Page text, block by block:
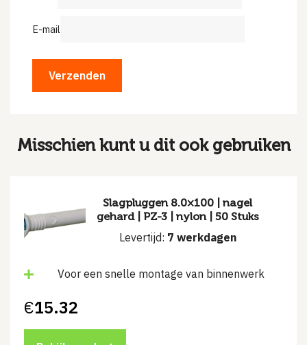
E-mail
Misschien kunt u dit ook gebruiken
Slagpluggen 8.0×100 | nagel
gehard | PZ-3 | nylon | 50 Stuks
Levertijd: 7 werkdagen
Voor een snelle montage van binnenwerk
€15.32